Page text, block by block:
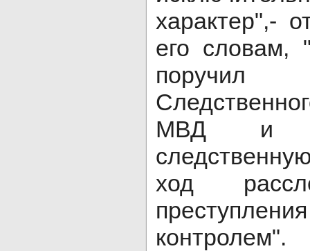
характер",-
его словам,
поручил
МВД и
ход
контролем".